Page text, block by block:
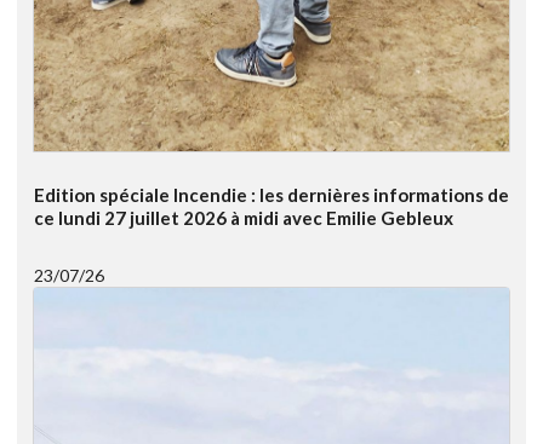
Edition spéciale Incendie : les dernières informations de
ce lundi 27 juillet 2026 à midi avec Emilie Gebleux
23/07/26